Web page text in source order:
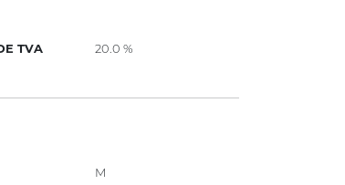
TVA 20.0 %
M